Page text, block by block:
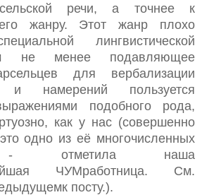
речи, а точнее к
жанру. Этот жанр плохо
лингвистической
не менее подавляющее
для вербализации
намерений пользуется
подобного рода,
как у нас (совершенно
одно из её многочисленных
- отметила наша
ЧУМработница. См.
посту.).